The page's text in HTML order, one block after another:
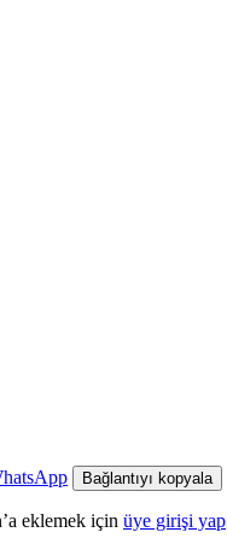
Bağlantıyı kopyala
eklemek için üye girişi yap